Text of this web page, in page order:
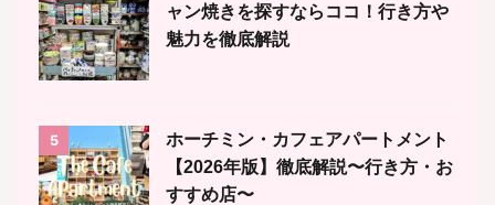
ャン焼きを探すならココ！行き方や
魅力を徹底解説
5
ホーチミン・カフェアパートメント
【2026年版】徹底解説〜行き方・お
すすめ店〜